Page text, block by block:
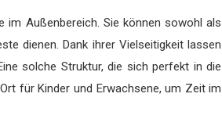
im Außenbereich. Sie können sowohl als
dienen. Dank ihrer Vielseitigkeit lassen
solche Struktur, die sich perfekt in die
für Kinder und Erwachsene, um Zeit im